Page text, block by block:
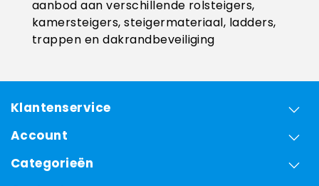
aanbod aan verschillende rolsteigers,
kamersteigers, steigermateriaal, ladders,
trappen en dakrandbeveiliging
Klantenservice
Account
Categorieën